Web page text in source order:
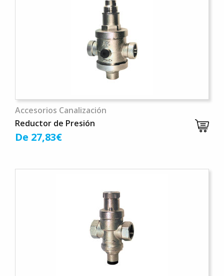
Accesorios Canalización
Reductor de Presión
De 27,83€